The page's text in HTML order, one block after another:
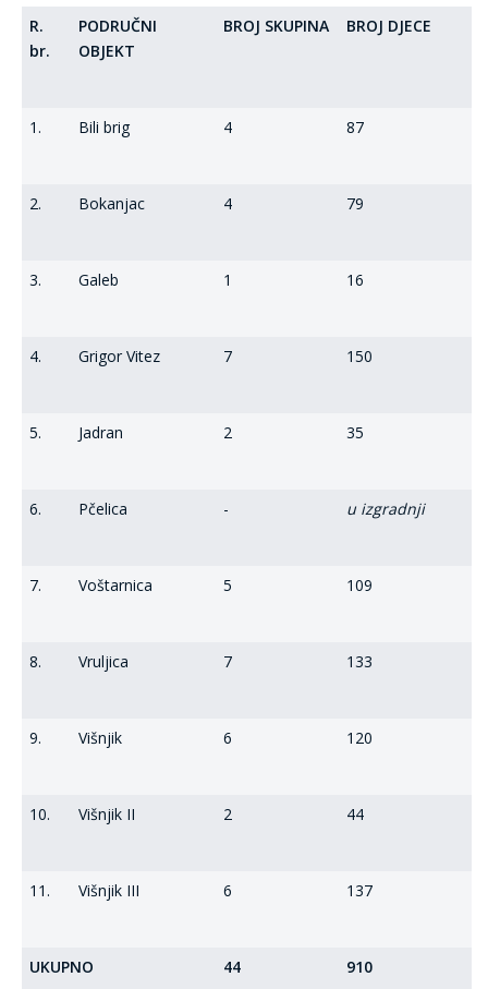
R.
br.
PODRUČNI
OBJEKT
BROJ SKUPINA BROJ DJECE
1. Bili brig 4 87
2. Bokanjac 4 79
3. Galeb 1 16
4. Grigor Vitez 7 150
5. Jadran 2 35
6. Pčelica - u izgradnji
7. Voštarnica 5 109
8. Vruljica 7 133
9. Višnjik 6 120
10. Višnjik II 2 44
11. Višnjik III 6 137
UKUPNO 44 910